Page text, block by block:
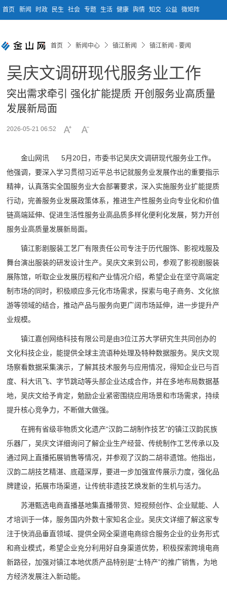
首页 新闻 时政 民生 社会 专题 生活 健康 舆情 知交 公益 微矩阵
首页 新闻中心 镇江新闻 镇江新闻 - 要闻
吴庆文调研现代服务业工作
突出需求牵引 强化扩能提质 开创服务业高质量
发展新局面
2026-05-21 06:52
金山网讯 5月20日，市委书记吴庆文调研现代服务业工作。
他强调，要深入学习贯彻习近平总书记就服务业发展作出的重要指示
精神，认真落实全国服务业大会部署要求，深入实施服务业扩能提质
行动，完善服务业发展政策体系，推进生产性服务业向专业化和价值
链高端延伸、促进生活性服务业高品质多样化便利化发展，努力开创
服务业高质量发展新局面。
镇江影剧服装工艺厂有限责任公司专注于历代服饰、影视戏服及
舞台演出服装的研发设计生产。吴庆文来到公司，参观了影视剧服装
展陈馆，听取企业发展历程和产业情况介绍，希望企业在坚守高端定
制市场的同时，积极顺应多元化市场需求，探索与电子商务、文化旅
游等领域的结合，推动产品与服务向更广阔市场延伸，进一步提升产
业规模。
镇江嘉创网络科技有限公司是由3位江苏大学研究生共同创办的
文化科技企业，能提供全球主流语种处理及特种数据服务。吴庆文现
场察看数据采集演示，了解其技术服务与应用情况，得知企业已与百
度、科大讯飞、字节跳动等头部企业达成合作，并在多地布局数据基
地，吴庆文给予肯定，勉励企业紧密围绕应用场景和市场需求，持续
提升核心竞争力，不断做大做强。
在拥有省级非物质文化遗产“汉韵二胡制作技艺”的镇江汉韵民族
乐器厂，吴庆文详细询问了解企业生产经营、传统制作工艺传承以及
通过网上直播拓展销售等情况，并参观了汉韵二胡非遗馆。他指出，
汉韵二胡技艺精湛、底蕴深厚，要进一步加强宣传展示力度，强化品
牌建设，拓展市场渠道，让传统非遗技艺焕发新的生机与活力。
苏港甄选电商直播基地集直播带货、短视频创作、企业赋能、人
才培训于一体，服务国内外数十家知名企业。吴庆文详细了解这家专
注于快消品垂直领域、提供全网全渠道电商综合服务企业的业务形式
和商业模式，希望企业充分利用好自身渠道优势，积极探索跨境电商
新路径，加强对镇江本地优质产品特别是“土特产”的推广销售，为地
方经济发展注入新动能。